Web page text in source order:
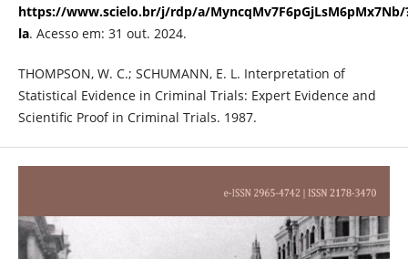
https://www.scielo.br/j/rdp/a/MyncqMv7F6pGjLsM6pMx7Nb/
la. Acesso em: 31 out. 2024.
THOMPSON, W. C.; SCHUMANN, E. L. Interpretation of
Statistical Evidence in Criminal Trials: Expert Evidence and
Scientific Proof in Criminal Trials. 1987.